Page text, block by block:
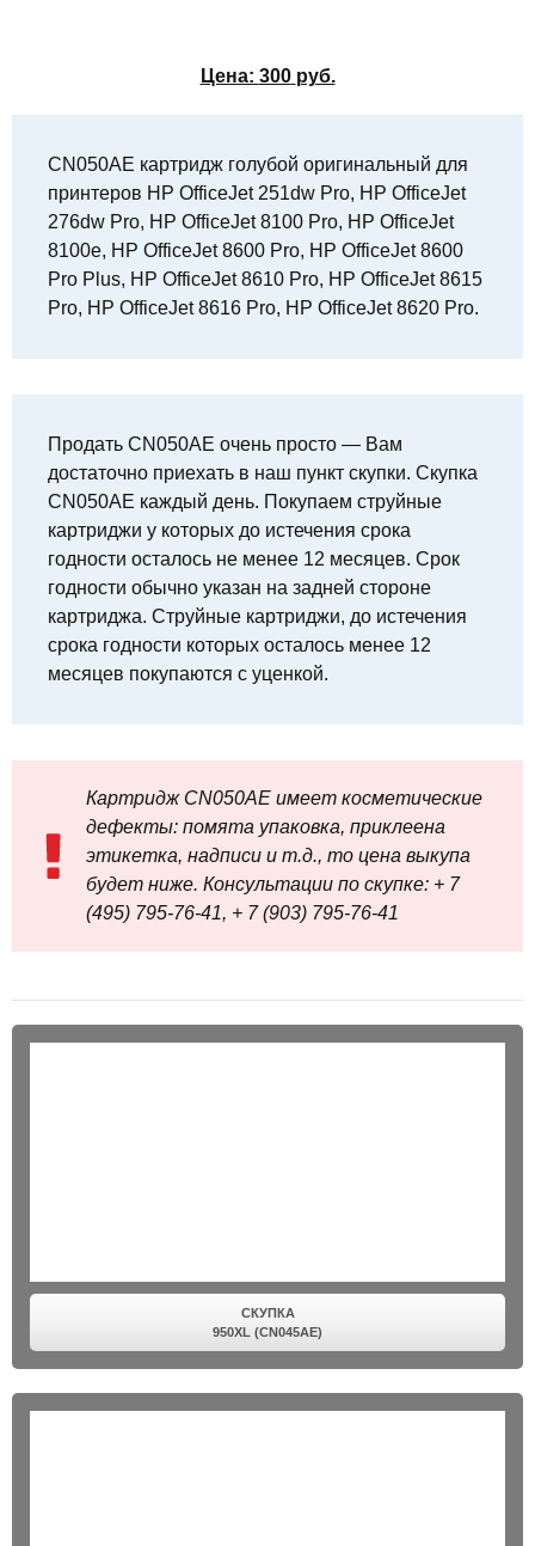
Цена: 300 руб.
CN050AE картридж голубой оригинальный для
принтеров HP OfficeJet 251dw Pro, HP OfficeJet
276dw Pro, HP OfficeJet 8100 Pro, HP OfficeJet
8100e, HP OfficeJet 8600 Pro, HP OfficeJet 8600
Pro Plus, HP OfficeJet 8610 Pro, HP OfficeJet 8615
Pro, HP OfficeJet 8616 Pro, HP OfficeJet 8620 Pro.
Продать CN050AE очень просто — Вам
достаточно приехать в наш пункт скупки. Скупка
CN050AE каждый день. Покупаем струйные
картриджи у которых до истечения срока
годности осталось не менее 12 месяцев. Срок
годности обычно указан на задней стороне
картриджа. Струйные картриджи, до истечения
срока годности которых осталось менее 12
месяцев покупаются с уценкой.
Картридж CN050AE имеет косметические
дефекты: помята упаковка, приклеена
этикетка, надписи и т.д., то цена выкупа
будет ниже. Консультации по скупке: + 7
(495) 795-76-41, + 7 (903) 795-76-41
СКУПКА
950XL (CN045AE)